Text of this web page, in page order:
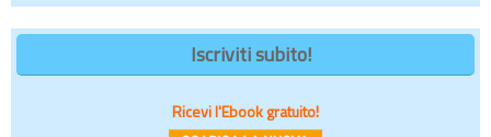
Iscriviti subito!
Ricevi l'Ebook gratuito!